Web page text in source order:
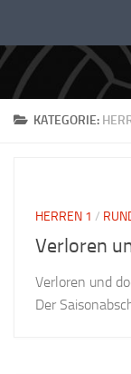
KATEGORIE:
HERREN 1 /
Verloren
Verloren und
Der